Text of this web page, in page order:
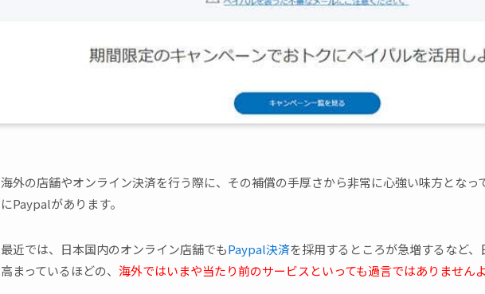
海外の店舗やオンライン決済を行う際に、その補償の手厚さから非常に心強い味方となっ
にPaypalがあります。
最近では、日本国内のオンライン店舗でもPaypal決済を採用するところが急増するなど
高まっているほどの、 海外ではいまや当たり前のサービスといっても過言ではありません